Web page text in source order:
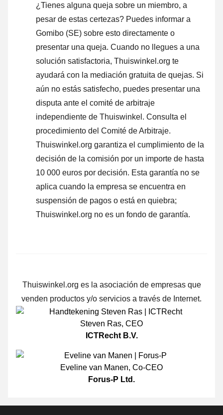
¿Tienes alguna queja sobre un miembro, a
pesar de estas certezas? Puedes informar a
Gomibo (SE) sobre esto directamente o
presentar una queja. Cuando no llegues a una
solución satisfactoria, Thuiswinkel.org te
ayudará con la mediación gratuita de quejas. Si
aún no estás satisfecho, puedes presentar una
disputa ante el comité de arbitraje
independiente de Thuiswinkel. Consulta el
procedimiento del Comité de Arbitraje.
Thuiswinkel.org garantiza el cumplimiento de la
decisión de la comisión por un importe de hasta
10 000 euros por decisión. Esta garantía no se
aplica cuando la empresa se encuentra en
suspensión de pagos o está en quiebra;
Thuiswinkel.org no es un fondo de garantía.
Thuiswinkel.org es la asociación de empresas que
venden productos y/o servicios a través de Internet.
Steven Ras, CEO
ICTRecht B.V.
Eveline van Manen, Co-CEO
Forus-P Ltd.